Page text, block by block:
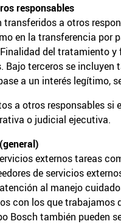
responsables
transferidos a otros
en la transferencia por
del tratamiento
terceros se incluyen
a un interés legítimo,
a otros responsables
o judicial ejecutiva.
externos tareas
de servicios
al manejo
con los que
Bosch también pueden